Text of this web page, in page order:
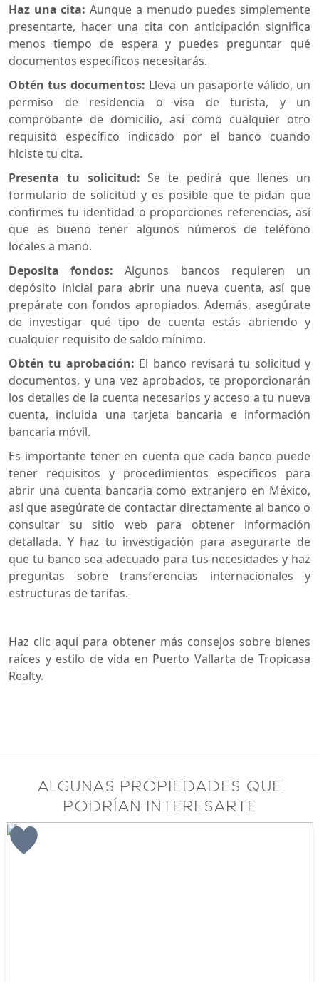
Haz una cita: Aunque a menudo puedes simplemente
presentarte, hacer una cita con anticipación significa
menos tiempo de espera y puedes preguntar qué
documentos específicos necesitarás.
Obtén tus documentos: Lleva un pasaporte válido, un
permiso de residencia o visa de turista, y un
comprobante de domicilio, así como cualquier otro
requisito específico indicado por el banco cuando
hiciste tu cita.
Presenta tu solicitud: Se te pedirá que llenes un
formulario de solicitud y es posible que te pidan que
confirmes tu identidad o proporciones referencias, así
que es bueno tener algunos números de teléfono
locales a mano.
Deposita fondos: Algunos bancos requieren un
depósito inicial para abrir una nueva cuenta, así que
prepárate con fondos apropiados. Además, asegúrate
de investigar qué tipo de cuenta estás abriendo y
cualquier requisito de saldo mínimo.
Obtén tu aprobación: El banco revisará tu solicitud y
documentos, y una vez aprobados, te proporcionarán
los detalles de la cuenta necesarios y acceso a tu nueva
cuenta, incluida una tarjeta bancaria e información
bancaria móvil.
Es importante tener en cuenta que cada banco puede
tener requisitos y procedimientos específicos para
abrir una cuenta bancaria como extranjero en México,
así que asegúrate de contactar directamente al banco o
consultar su sitio web para obtener información
detallada. Y haz tu investigación para asegurarte de
que tu banco sea adecuado para tus necesidades y haz
preguntas sobre transferencias internacionales y
estructuras de tarifas.
Haz clicaquí para obtener más consejos sobre bienes
raíces y estilo de vida en Puerto Vallarta de Tropicasa
Realty.
Algunas propiedades que
podrían interesarte